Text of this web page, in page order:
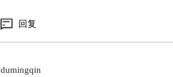
回复
dumingqin